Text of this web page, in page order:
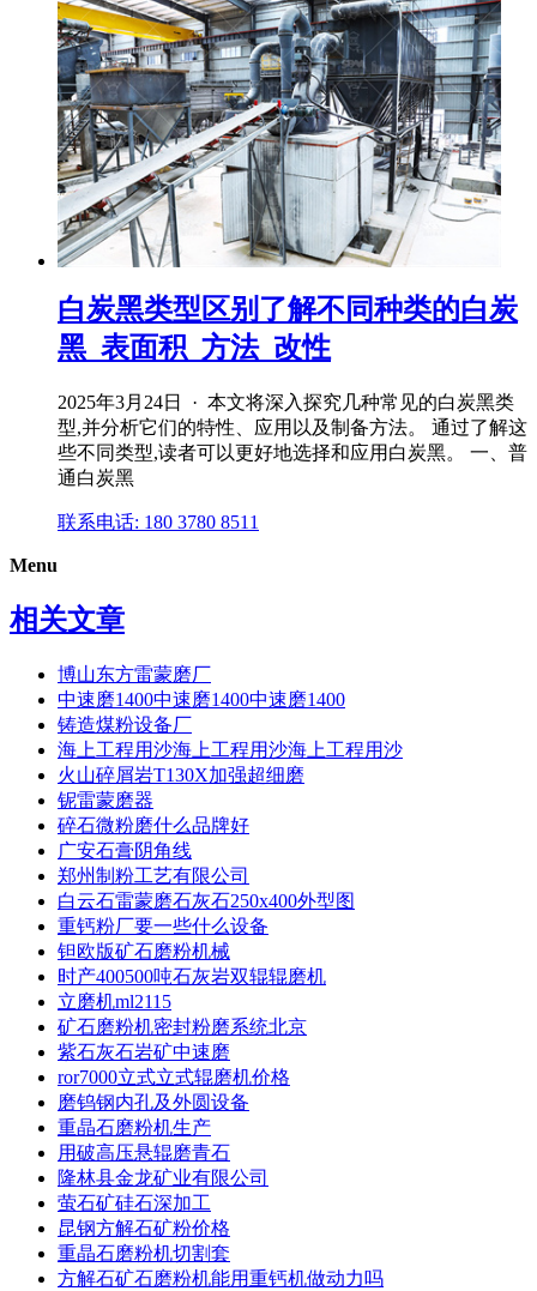
白炭黑类型区别了解不同种类的白炭
黑_表面积_方法_改性
2025年3月24日 · 本文将深入探究几种常见的白炭黑类
型,并分析它们的特性、应用以及制备方法。 通过了解这
些不同类型,读者可以更好地选择和应用白炭黑。 一、普
通白炭黑
联系电话: 180 3780 8511
Menu
相关文章
博山东方雷蒙磨厂
中速磨1400中速磨1400中速磨1400
铸造煤粉设备厂
海上工程用沙海上工程用沙海上工程用沙
火山碎屑岩T130X加强超细磨
铌雷蒙磨器
碎石微粉磨什么品牌好
广安石膏阴角线
郑州制粉工艺有限公司
白云石雷蒙磨石灰石250x400外型图
重钙粉厂要一些什么设备
钽欧版矿石磨粉机械
时产400500吨石灰岩双辊辊磨机
立磨机ml2115
矿石磨粉机密封粉磨系统北京
紫石灰石岩矿中速磨
ror7000立式立式辊磨机价格
磨钨钢内孔及外圆设备
重晶石磨粉机生产
用破高压悬辊磨青石
隆林县金龙矿业有限公司
萤石矿硅石深加工
昆钢方解石矿粉价格
重晶石磨粉机切割套
方解石矿石磨粉机能用重钙机做动力吗